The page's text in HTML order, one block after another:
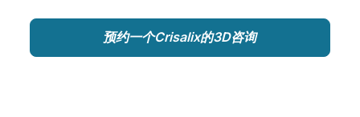
预约一个Crisalix的3D咨询